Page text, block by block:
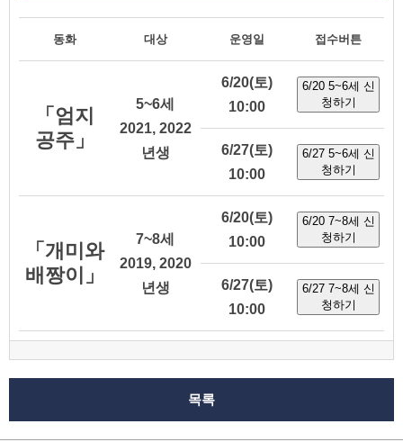
동화 대상 운영일 접수버튼
「엄지
공주」
5~6세
2021, 2022
년생
6/20(토)
10:00
6/20 5~6세 신
청하기
6/27(토)
10:00
6/27 5~6세 신
청하기
「개미와
배짱이」
7~8세
2019, 2020
년생
6/20(토)
10:00
6/20 7~8세 신
청하기
6/27(토)
10:00
6/27 7~8세 신
청하기
목록